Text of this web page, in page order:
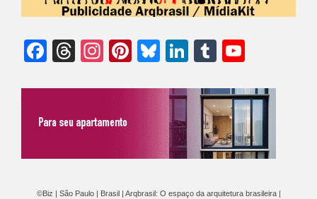
Facebook
Threads
Instagram
Pinterest
Bluesky
LinkedIn
Tumblr
©Biz | São Paulo | Brasil | Arqbrasil: O espaço da arquitetura brasileira |